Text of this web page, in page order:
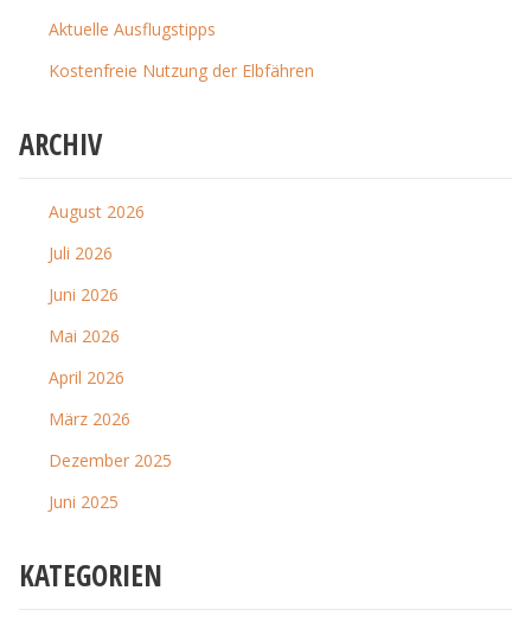
Aktuelle Ausflugstipps
Kostenfreie Nutzung der Elbfähren
ARCHIV
August 2026
Juli 2026
Juni 2026
Mai 2026
April 2026
März 2026
Dezember 2025
Juni 2025
KATEGORIEN